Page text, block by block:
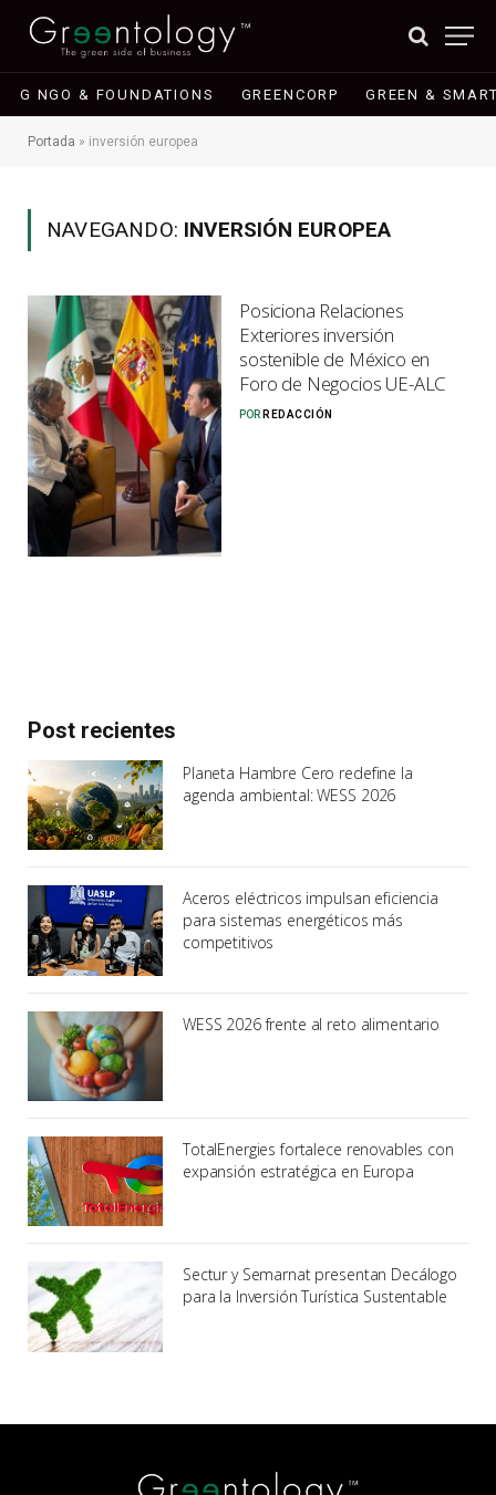
G NGO & FOUNDATIONS GREENCORP GREEN &
Portada » inversión europea
NAVEGANDO: INVERSIÓN EUROPEA
Posiciona Relaciones
Exteriores inversión
sostenible de México en
Foro de Negocios UE-ALC
POR REDACCIÓN
Post recientes
Planeta Hambre Cero redefine la
agenda ambiental: WESS 2026
Aceros eléctricos impulsan eficiencia
para sistemas energéticos más
competitivos
WESS 2026 frente al reto alimentario
TotalEnergies fortalece renovables con
expansión estratégica en Europa
Sectur y Semarnat presentan Decálogo
para la Inversión Turística Sustentable